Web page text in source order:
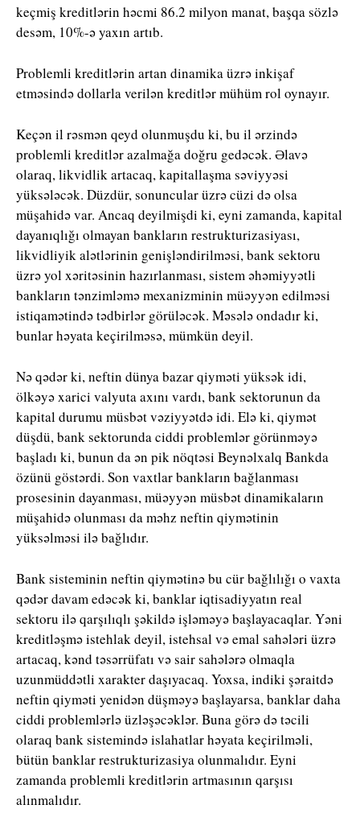
keçmiş kreditlərin həcmi 86.2 milyon manat, başqa sözlə
desəm, 10%-ə yaxın artıb.
Problemli kreditlərin artan dinamika üzrə inkişaf
etməsində dollarla verilən kreditlər mühüm rol oynayır.
Keçən il rəsmən qeyd olunmuşdu ki, bu il ərzində
problemli kreditlər azalmağa doğru gedəcək. Əlavə
olaraq, likvidlik artacaq, kapitallaşma səviyyəsi
yüksələcək. Düzdür, sonuncular üzrə cüzi də olsa
müşahidə var. Ancaq deyilmişdi ki, eyni zamanda, kapital
dayanıqlığı olmayan bankların restrukturizasiyası,
likvidliyik alətlərinin genişləndirilməsi, bank sektoru
üzrə yol xəritəsinin hazırlanması, sistem əhəmiyyətli
bankların tənzimləmə mexanizminin müəyyən edilməsi
istiqamətində tədbirlər görüləcək. Məsələ ondadır ki,
bunlar həyata keçirilməsə, mümkün deyil.
Nə qədər ki, neftin dünya bazar qiyməti yüksək idi,
ölkəyə xarici valyuta axını vardı, bank sektorunun da
kapital durumu müsbət vəziyyətdə idi. Elə ki, qiymət
düşdü, bank sektorunda ciddi problemlər görünməyə
başladı ki, bunun da ən pik nöqtəsi Beynəlxalq Bankda
özünü göstərdi. Son vaxtlar bankların bağlanması
prosesinin dayanması, müəyyən müsbət dinamikaların
müşahidə olunması da məhz neftin qiymətinin
yüksəlməsi ilə bağlıdır.
Bank sisteminin neftin qiymətinə bu cür bağlılığı o vaxta
qədər davam edəcək ki, banklar iqtisadiyyatın real
sektoru ilə qarşılıqlı şəkildə işləməyə başlayacaqlar. Yəni
kreditləşmə istehlak deyil, istehsal və emal sahələri üzrə
artacaq, kənd təsərrüfatı və sair sahələrə olmaqla
uzunmüddətli xarakter daşıyacaq. Yoxsa, indiki şəraitdə
neftin qiyməti yenidən düşməyə başlayarsa, banklar daha
ciddi problemlərlə üzləşəcəklər. Buna görə də təcili
olaraq bank sistemində islahatlar həyata keçirilməli,
bütün banklar restrukturizasiya olunmalıdır. Eyni
zamanda problemli kreditlərin artmasının qarşısı
alınmalıdır.